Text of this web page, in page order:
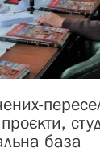
база